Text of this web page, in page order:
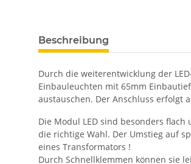
Beschreibung
Durch die weiterentwicklung der
Einbauleuchten mit 65mm
austauschen. Der Anschluss erfolgt
Die Modul LED sind besonders
die richtige Wahl. Der Umstieg auf
eines Transformators !
Durch Schnellklemmen können sie